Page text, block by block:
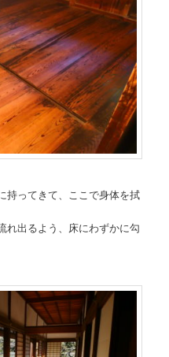
持ってきて、ここで身体を拭
れ出るよう、床にわずかに勾